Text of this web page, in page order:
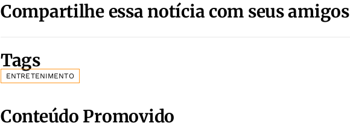
Compartilhe essa notícia com seus amigos
Tags
ENTRETENIMENTO